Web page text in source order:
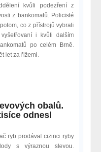
kvůli podezření z
z bankomatů. Policisté
co z přístrojů vybrali
i kvůli dalším
po celém Brně.
let za řížemi.
obalů.
odnesl
ryb prodával cizinci ryby
s výraznou slevou.